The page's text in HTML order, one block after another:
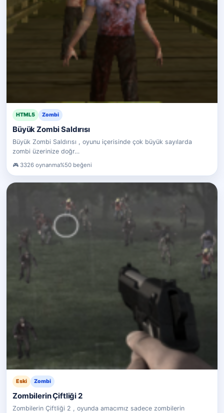
HTML5 Zombi
Büyük Zombi Saldırısı
Büyük Zombi Saldırısı , oyunu içerisinde çok büyük sayılarda
zombi üzerinize doğr…
3326 oynanma%50 beğeni
Eski Zombi
Zombilerin Çiftliği 2
Zombilerin Çiftliği 2 , oyunda amacımız sadece zombilerin